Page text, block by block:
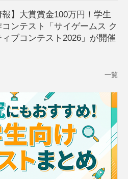
報】大賞賞金100万円！学生
ンテスト「サイゲームス ク
ィブコンテスト2026」が開催
一覧